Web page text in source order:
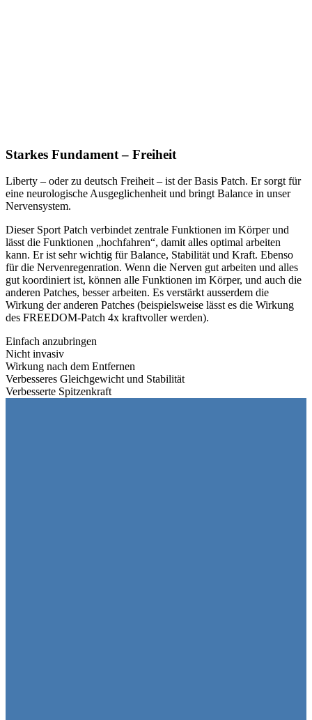
Starkes Fundament – Freiheit
Liberty – oder zu deutsch Freiheit – ist der Basis Patch. Er sorgt für
eine neurologische Ausgeglichenheit und bringt Balance in unser
Nervensystem.
Dieser Sport Patch verbindet zentrale Funktionen im Körper und
lässt die Funktionen „hochfahren“, damit alles optimal arbeiten
kann. Er ist sehr wichtig für Balance, Stabilität und Kraft. Ebenso
für die Nervenregenration. Wenn die Nerven gut arbeiten und alles
gut koordiniert ist, können alle Funktionen im Körper, und auch die
anderen Patches, besser arbeiten. Es verstärkt ausserdem die
Wirkung der anderen Patches (beispielsweise lässt es die Wirkung
des FREEDOM-Patch 4x kraftvoller werden).
Einfach anzubringen
Nicht invasiv
Wirkung nach dem Entfernen
Verbesseres Gleichgewicht und Stabilität
Verbesserte Spitzenkraft